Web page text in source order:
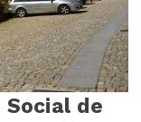
Social de